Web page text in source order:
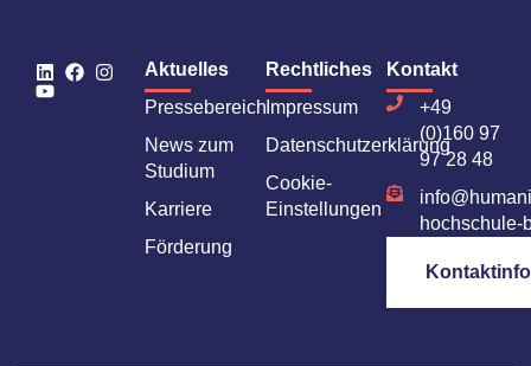
Aktuelles
Pressebereich
News zum
Studium
Karriere
Förderung
Rechtliches
Impressum
Datenschutzerklärung
Cookie-
Einstellungen
Kontakt
+49
(0)160 97
97 28 48
hochschule-